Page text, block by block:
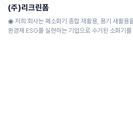
(주)리크린폼
◉ 저희 회사는 폐소화기 종합 재활용, 용기 새활용
환경제 ESG를 실현하는 기업으로 수거된 소화기를 재 활용하여 도로